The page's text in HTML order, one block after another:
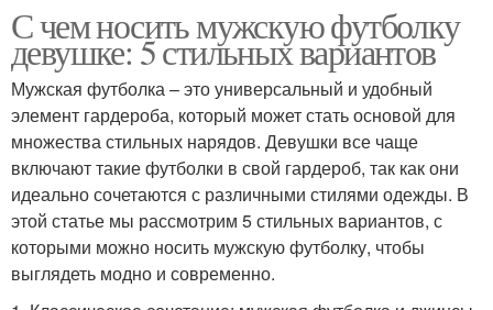
С чем носить мужскую футболку
девушке: 5 стильных вариантов
Мужская футболка – это универсальный и удобный
элемент гардероба, который может стать основой для
множества стильных нарядов. Девушки все чаще
включают такие футболки в свой гардероб, так как они
идеально сочетаются с различными стилями одежды. В
этой статье мы рассмотрим 5 стильных вариантов, с
которыми можно носить мужскую футболку, чтобы
выглядеть модно и современно.